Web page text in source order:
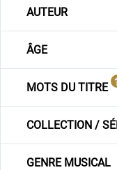
AUTEUR
ÂGE
MOTS DU TITRE
COLLECTION /
GENRE MUSICAL